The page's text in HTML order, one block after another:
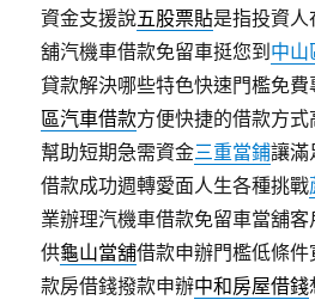
資金支援說五股票貼是指投資
舖汽機車借款免留車挺您到 中山
貸款解決哪些特色快速門檻免
區汽車借款方便快捷的借款方
幫助短期急需資金三重當鋪讓滿
借款成功週轉愛面人生各種挑戰
業辦理汽機車借款免留車當舖
供龜山當舖借款申辦門檻低條
款房借錢撥款申辦中和房屋借錢